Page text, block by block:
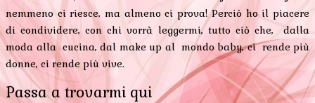
nemmeno ci riesce, ma almeno ci prova! Perciò ho il piacere
di condividere, con chi vorrà leggermi, tutto ciò che, dalla
moda alla cucina, dal make up al mondo baby, ci rende più
donne, ci rende più vive.
Passa a trovarmi qui